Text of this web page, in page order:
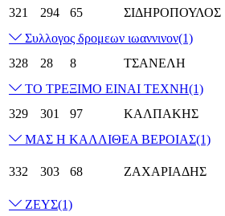
321
294 65 ΣΙΔΗΡΟΠΟΥΛΟΣ
Συλλογος δρομεων ιωαννινον(1)
328
28 8 ΤΣΑΝΕΛΗ
ΤΟ ΤΡΕΞΙΜΟ ΕΙΝΑΙ ΤΕΧΝΗ(1)
329
301 97 ΚΑΛΠΑΚΗΣ
ΜΑΣ Η ΚΑΛΛΙΘΕΑ ΒΕΡΟΙΑΣ(1)
332 303 68 ΖΑΧΑΡΙΑΔΗΣ
ΖΕΥΣ(1)